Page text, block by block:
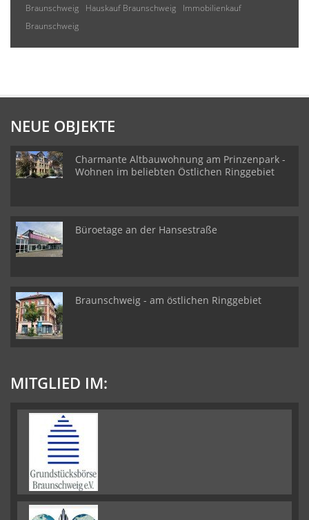
Braunschweig
Hauskauf Braunschweig
Immobilienkauf
Braunschweig
NEUE OBJEKTE
Charmante Altbauwohnung am Prinzenpark -
Wohnen im beliebten Östlichen Ringgebiet
Büroetage an der Hansestraße
Braunschweig - am östlichen Ringgebiet
MITGLIED IM: